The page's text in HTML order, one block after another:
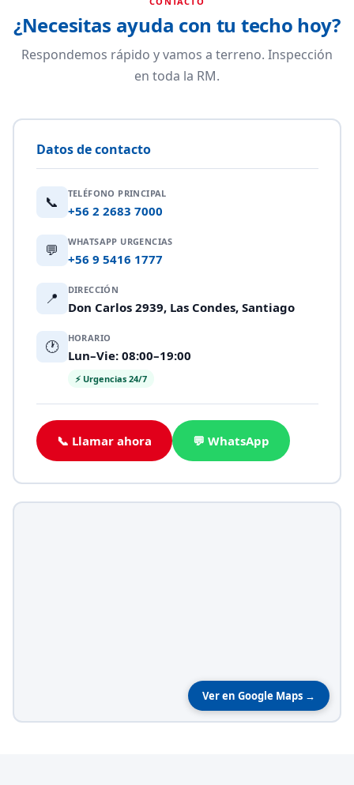
¿Necesitas ayuda con tu techo hoy?
Respondemos rápido y vamos a terreno. Inspección
en toda la RM.
Datos de contacto
📞 TELÉFONO PRINCIPAL
+56 2 2683 7000
💬 WHATSAPP URGENCIAS
+56 9 5416 1777
📍 DIRECCIÓN
Don Carlos 2939, Las Condes, Santiago
🕐 HORARIO
Lun–Vie: 08:00–19:00
⚡ Urgencias 24/7
📞 Llamar ahora 💬 WhatsApp
Ver en Google Maps →